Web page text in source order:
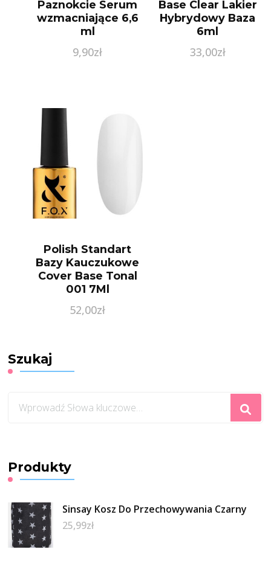
Paznokcie Serum
wzmacniające 6,6
ml
9,90zł
Base Clear Lakier
Hybrydowy Baza
6ml
33,00zł
Polish Standart
Bazy Kauczukowe
Cover Base Tonal
001 7Ml
52,00zł
Szukaj
czegoś?
Produkty
Sinsay Kosz Do Przechowywania Czarny
25,99zł